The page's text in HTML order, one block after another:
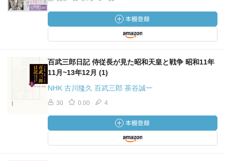
百武三郎日記 侍従長が見た昭和天皇と戦争 昭和11年
11月~13年12月 (1)
NHK 古川隆久 百武三郎 茶谷誠一
30 0.00 4